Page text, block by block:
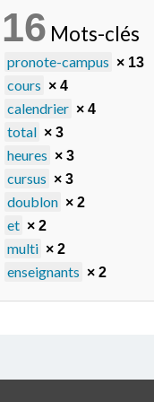
16 Mots-clés
pronote-campus × 13
cours × 4
calendrier × 4
total × 3
heures × 3
cursus × 3
doublon × 2
et × 2
multi × 2
enseignants × 2